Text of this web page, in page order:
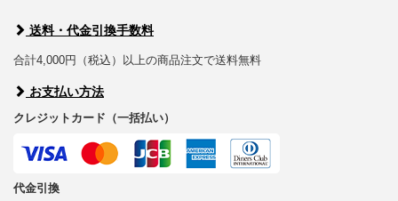
送料・代金引換手数料
合計4,000円（税込）以上の商品注文で送料無料
お支払い方法
クレジットカード（一括払い）
代金引換